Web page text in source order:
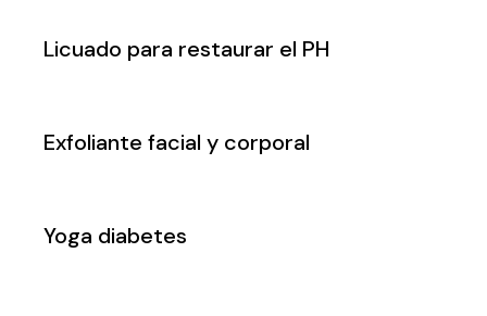
Licuado para restaurar el PH
Exfoliante facial y corporal
Yoga diabetes